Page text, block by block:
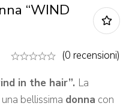
“WIND
(0 recensioni)
in the hair”. La
bellissima donna con